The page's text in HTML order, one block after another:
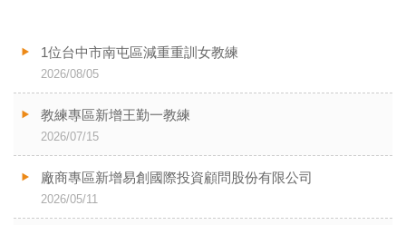
1位台中市南屯區減重重訓女教練
2026/08/05
教練專區新增王勤一教練
2026/07/15
廠商專區新增易創國際投資顧問股份有限公司
2026/05/11